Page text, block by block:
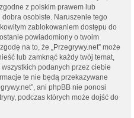
z polskim prawem lub
osobiste. Naruszenie tego
zablokowaniem dostępu do
powiadomiony o twoim
na to, że „Przegrywy.net” może
lub zamknąć każdy twój temat,
podanych przez ciebie
te nie będą przekazywane
ani phpBB nie ponosi
podczas których może dojść do